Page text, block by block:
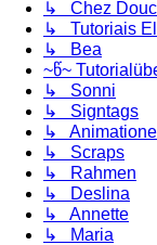
↳ Chez
↳ Tutoriais
↳ Bea
~წ~
↳ Sonni
↳ Signtags
↳
↳ Scraps
↳ Rahmen
↳ Deslina
↳ Annette
↳ Maria